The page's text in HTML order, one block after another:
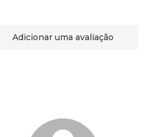
Adicionar uma avaliação